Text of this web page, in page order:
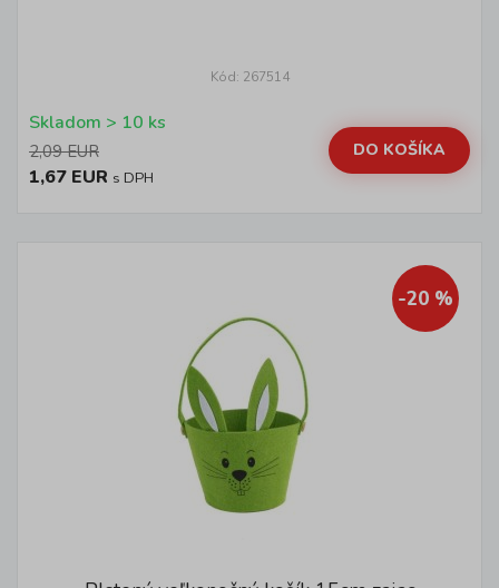
Kód: 267514
Skladom > 10 ks
2,09 EUR
1,67 EUR s DPH
DO KOŠÍKA
-20 %